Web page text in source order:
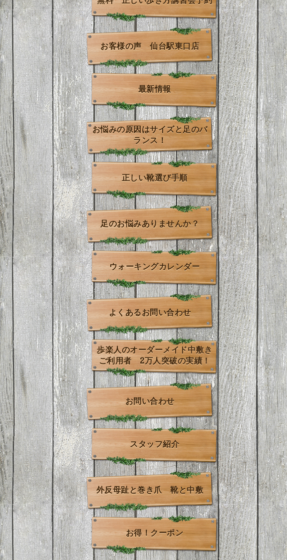
お客様の声 仙台駅東口店
最新情報
お悩みの原因はサイズと足のバ
ランス！
正しい靴選び手順
足のお悩みありませんか？
ウォーキングカレンダー
よくあるお問い合わせ
歩楽人のオーダーメイド中敷き
ご利用者 2万人突破の実績！
お問い合わせ
スタッフ紹介
外反母趾と巻き爪 靴と中敷
お得！クーポン